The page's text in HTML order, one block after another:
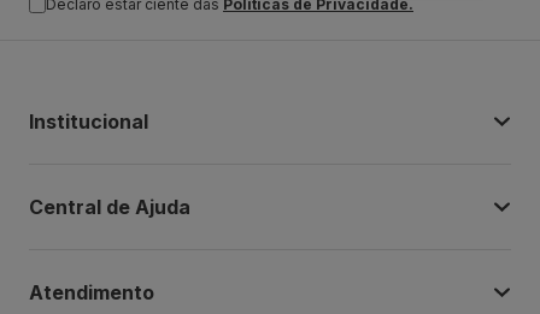
Declaro estar ciente das Politicas de Privacidade.
Institucional
Central de Ajuda
Atendimento